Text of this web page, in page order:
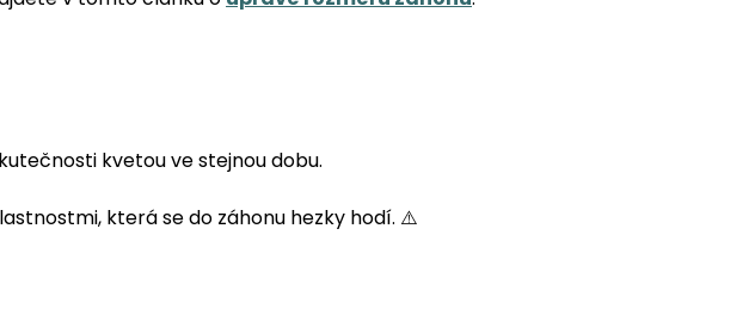
kvetou ve stejnou dobu.
která se do záhonu hezky hodí. ⚠️